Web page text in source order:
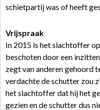
schietpartij was of heeft
Vrijspraak
In 2015 is het slachtoffer
beschoten door een
zegt van anderen gehoord
verdachte de schutter zou
het slachtoffer dat hij het
gezien en de schutter dus